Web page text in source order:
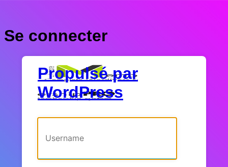
Se connecter
Propulsé par
WordPress